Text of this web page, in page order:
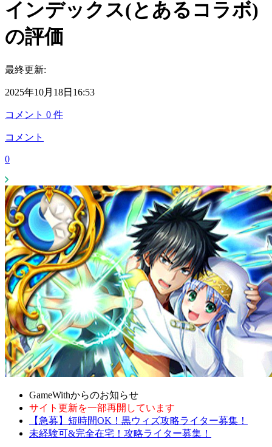
インデックス(とあるコラボ)
の評価
最終更新:
2025年10月18日16:53
コメント 0 件
コメント
0
GameWithからのお知らせ
サイト更新を一部再開しています
【急募】短時間OK！黒ウィズ攻略ライター募集！
未経験可&完全在宅！攻略ライター募集！